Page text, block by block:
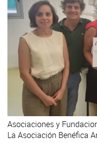
Asociaciones y
La Asociación Benéfica